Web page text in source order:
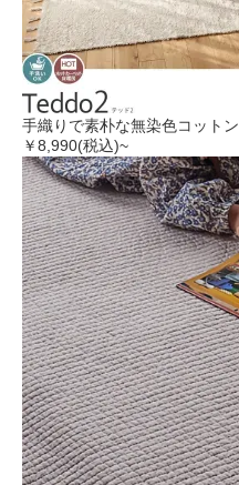
手織りで素朴な無染色コットン
￥8,990(税込)~